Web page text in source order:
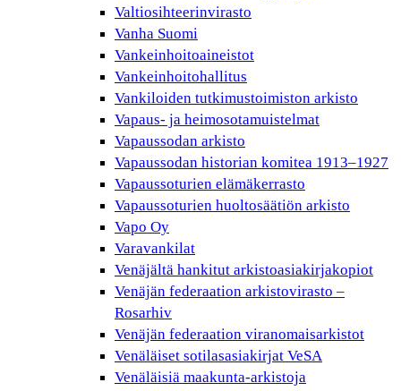
Valtiosihteerinvirasto
Vanha Suomi
Vankeinhoitoaineistot
Vankeinhoitohallitus
Vankiloiden tutkimustoimiston arkisto
Vapaus- ja heimosotamuistelmat
Vapaussodan arkisto
Vapaussodan historian komitea 1913–1927
Vapaussoturien elämäkerrasto
Vapaussoturien huoltosäätiön arkisto
Vapo Oy
Varavankilat
Venäjältä hankitut arkistoasiakirjakopiot
Venäjän federaation arkistovirasto –
Rosarhiv
Venäjän federaation viranomaisarkistot
Venäläiset sotilasasiakirjat VeSA
Venäläisiä maakunta-arkistoja